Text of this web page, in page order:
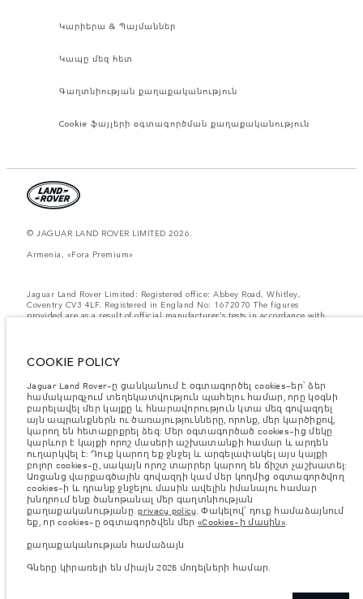
Կարիերա & Պայմաններ
Կապը մեզ հետ
Գաղտնիության քաղաքականություն
Cookie ֆայլերի օգտագործման քաղաքականություն
© JAGUAR LAND ROVER LIMITED 2026.
Armenia, «Fora Premium»
Jaguar Land Rover Limited: Registered office: Abbey Road, Whitley,
Coventry CV3 4LF. Registered in England No: 1672070 The figures
provided are as a result of official manufacturer's tests in accordance with
from market to market and are subject to change without notice. Please
contact your local dealer for local availability and prices.
Նշված կշիռներն արտացոլում են մեքենայի ստանդարտ
բնութագրերը։ Աքսեսուարները և արտադրությունից հետո
տեղադրված այլ պարագաներն ազդում են օգտակար բեռով
բեռնունակության վրա։ Համոզվե՛ք, որ աքսեսուարներով,
ուղևորներով, հեղուկով, վառելիքով և օգտակար բեռով մեքենայի
բեռնվածության ժամանակ մեքենայի համախառն քաշը և առանցքի
առավելագույն բեռնվածությունը չեն գերազանցվում։
Կարևոր գրառում պատկերների և տեխնիկական բնութագրերի
վերաբերյալ: Կիսահաղորդիչների համաշխարհային պակասը
ներկայումս ազդում է տրանսպորտային միջոցների տեխնիկական
բնութագրերի, տարբերակների առկայության և պատրաստման
ժամկետների վրա: Արդյունքում ներկայումս վեբկայքում
օգտագործվող պատկերները կարող են ամբողջությամբ
գունային սխեմաների ընթացիկ տեխնիկական բնութագրերը:
կկարողանա ներկայացնել ձեզ առկա ցանկացած
COOKIE POLICY
Jaguar Land Rover-ը ցանկանում է օգտագործել cookies-եր՝ ձեր
համակարգչում տեղեկատվություն պահելու համար, որը կօգնի
բարելավել մեր կայքը և հնարավորություն կտա մեզ գովազդել
այն ապրանքներն ու ծառայությունները, որոնք, մեր կարծիքով,
կարող են հետաքրքրել ձեզ: Մեր օգտագործած cookies-ից մեկը
կարևոր է կայքի որոշ մասերի աշխատանքի համար և արդեն
ուղարկվել է: Դուք կարող եք ջնջել և արգելափակել այս կայքի
բոլոր cookies-ը, սակայն որոշ տարրեր կարող են ճիշտ չաշխատել:
Առցանց վարքագծային գովազդի կամ մեր կողմից օգտագործվող
cookies-ի և դրանք ջնջելու մասին ավելին իմանալու համար
խնդրում ենք ծանոթանալ մեր գաղտնիության
քաղաքականությանը.privacy policy. Փակելով՝ դուք համաձայնում
եք, որ cookies-ը օգտագործվեն մեր «Cookies-ի մասին».
քաղաքականության համաձայն
Գները կիրառելի են միայն 2026 մոդելների համար.